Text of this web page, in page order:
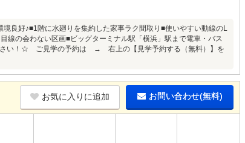
良好♪■1階に水廻りを集約した家事ラク間取り■使いやすい動線のL
線の会わない区画■ビッグターミナル駅「横浜」駅まで電車・バス
さい！☆ ご見学の予約は → 右上の【見学予約する（無料）】を
お気に入りに追加 お問い合わせ(無料)